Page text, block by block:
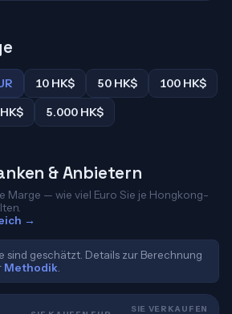
10 HK$ 50 HK$
100 HK$
5.000 HK$
& Anbietern
Marge — wie viel Euro Sie je Hongkong-
→
sind geschätzt. Details zur Berechnung
Methodik
SIE VERKAUFEN